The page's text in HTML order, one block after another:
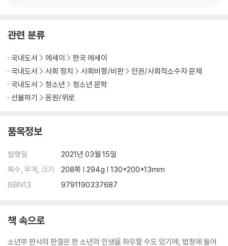
관련 분류
국내도서 에세이
한국 에세이
국내도서
사회 정치 사회비평/비판
인권/사회적소수자 문제
국내도서
청소년
청소년 문학
선물하기
응원/위로
품목정보
발행일
2021년 03월 15일
쪽수, 무게, 크기
208쪽 | 294g | 130*200*13mm
ISBN13
9791190337687
책 속으로
소년부 판사의 판결은 한 소년의 인생을 좌우할 수도 있기에, 법정에 들어